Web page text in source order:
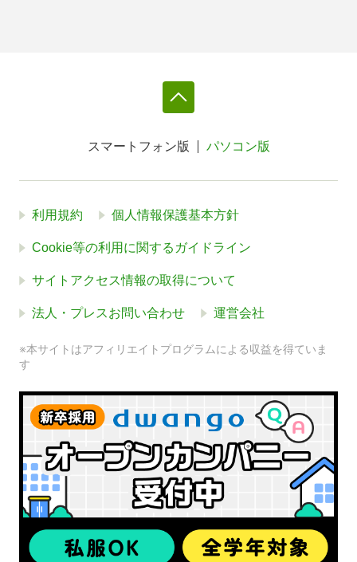
スマートフォン版 パソコン版
利用規約 個人情報保護基本方針
Cookie等の利用に関するガイドライン
サイトアクセス情報の取得について
法人・プレスお問い合わせ 運営会社
※本サイトはアフィリエイトプログラムによる収益を得ていま
す